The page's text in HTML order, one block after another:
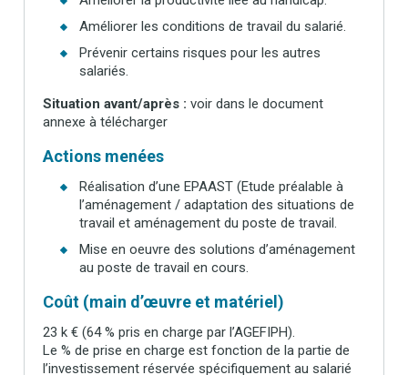
Améliorer les conditions de travail du salarié.
Prévenir certains risques pour les autres
salariés.
Situation avant/après : voir dans le document
annexe à télécharger
Actions menées
Réalisation d’une EPAAST (Etude préalable à
l’aménagement / adaptation des situations de
travail et aménagement du poste de travail.
Mise en oeuvre des solutions d’aménagement
au poste de travail en cours.
Coût (main d’œuvre et matériel)
23 k € (64 % pris en charge par l’AGEFIPH).
Le % de prise en charge est fonction de la partie de
l’investissement réservée spécifiquement au salarié